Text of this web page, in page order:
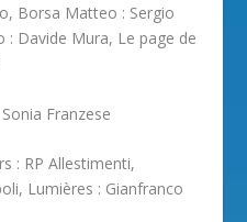
Borsa Matteo : Sergio
: Davide Mura, Le page de
Franzese
: RP Allestimenti,
Lumières : Gianfranco